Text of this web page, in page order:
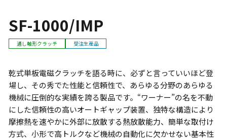
SF-1000/IMP
通し軸形クラッチ 受注生産品
乾式単板電磁クラッチを語る時に、必ずと言っていいほど登
場し、その秀でた性能と信頼性で、あらゆる分野のあらゆる
機械に圧倒的な実績を誇る製品です。“ワーナー”の名を不動
にした信頼性の高いオートギャップ装置、独特な構造により
摩擦熱を速やかに外部に放散する熱放散能力、簡単な取付け
方式、小形で高トルクなど機械の自動化に欠かせない基本性